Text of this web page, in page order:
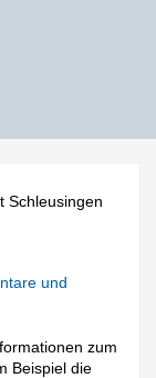
Schleusingen
und
zum
Beispiel die